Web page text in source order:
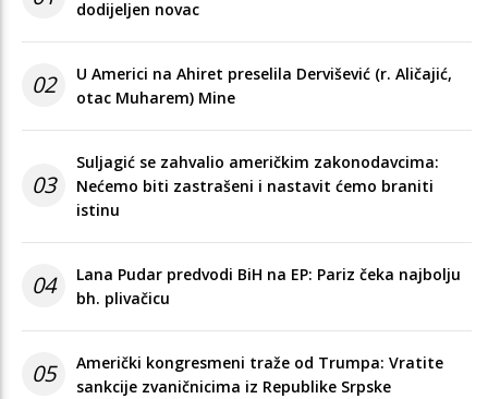
dodijeljen novac
02
U Americi na Ahiret preselila Dervišević (r. Aličajić,
otac Muharem) Mine
03
Suljagić se zahvalio američkim zakonodavcima:
Nećemo biti zastrašeni i nastavit ćemo braniti
istinu
04
Lana Pudar predvodi BiH na EP: Pariz čeka najbolju
bh. plivačicu
05
Američki kongresmeni traže od Trumpa: Vratite
sankcije zvaničnicima iz Republike Srpske